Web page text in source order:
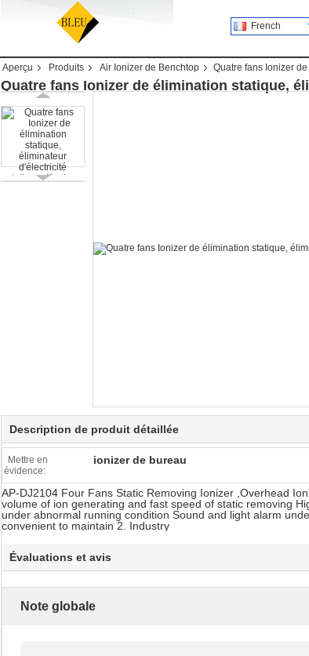
French
Aperçu Produits Air Ionizer de Benchtop Quatre fans Ionizer
Quatre fans Ionizer de élimination statique,
Description de produit détaillée
Mettre en
évidence:
ionizer de bureau
AP-DJ2104 Four Fans Static Removing Ionizer ,Overhead
volume of ion generating and fast speed of static removing
under abnormal running condition Sound and light alarm
convenient to maintain 2. Industry
Évaluations et avis
Note globale